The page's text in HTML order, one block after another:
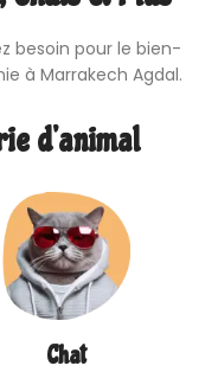
besoin pour le bien-
à Marrakech Agdal.
d’animal
Chat